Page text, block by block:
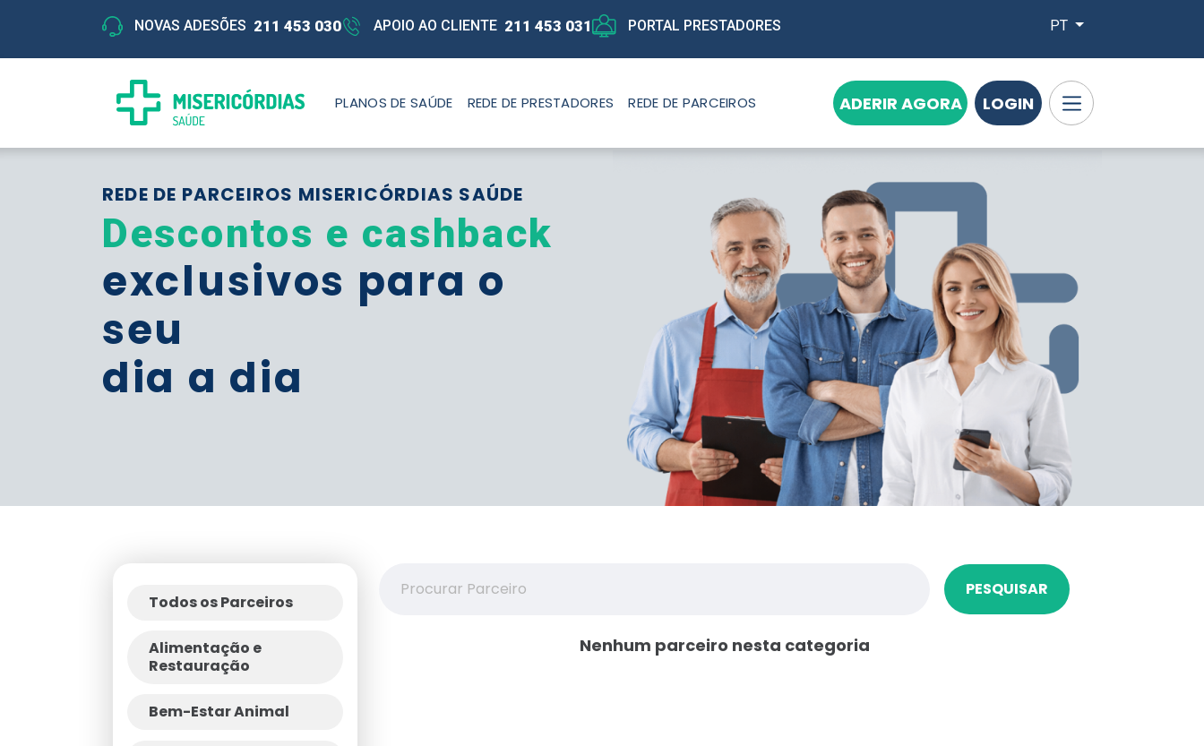
NOVAS ADESÕES 211 453 030 APOIO AO CLIENTE 211 453 031 PORTAL PRESTADORES PT
PLANOS DE SAÚDE REDE DE PRESTADORES REDE DE PARCEIROS ADERIR AGORA LOGIN
REDE DE PARCEIROS MISERICÓRDIAS SAÚDE
Descontos e cashback
exclusivos para o
seu
dia a dia
Todos os Parceiros
Alimentação e
Restauração
Bem-Estar Animal
PESQUISAR
Nenhum parceiro nesta categoria